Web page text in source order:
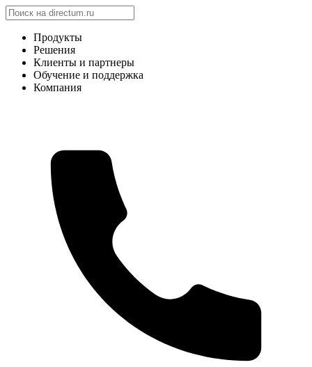
Продукты
Решения
Клиенты и партнеры
Обучение и поддержка
Компания